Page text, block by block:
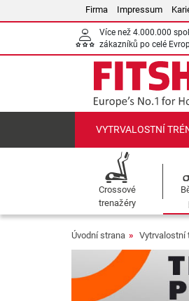
Firma Impressum
Více než 4.000.000
zákazníků po celé
VYTRVALOSTNÍ
Crossové
trenažéry
Úvodní strana Vytrvalostní